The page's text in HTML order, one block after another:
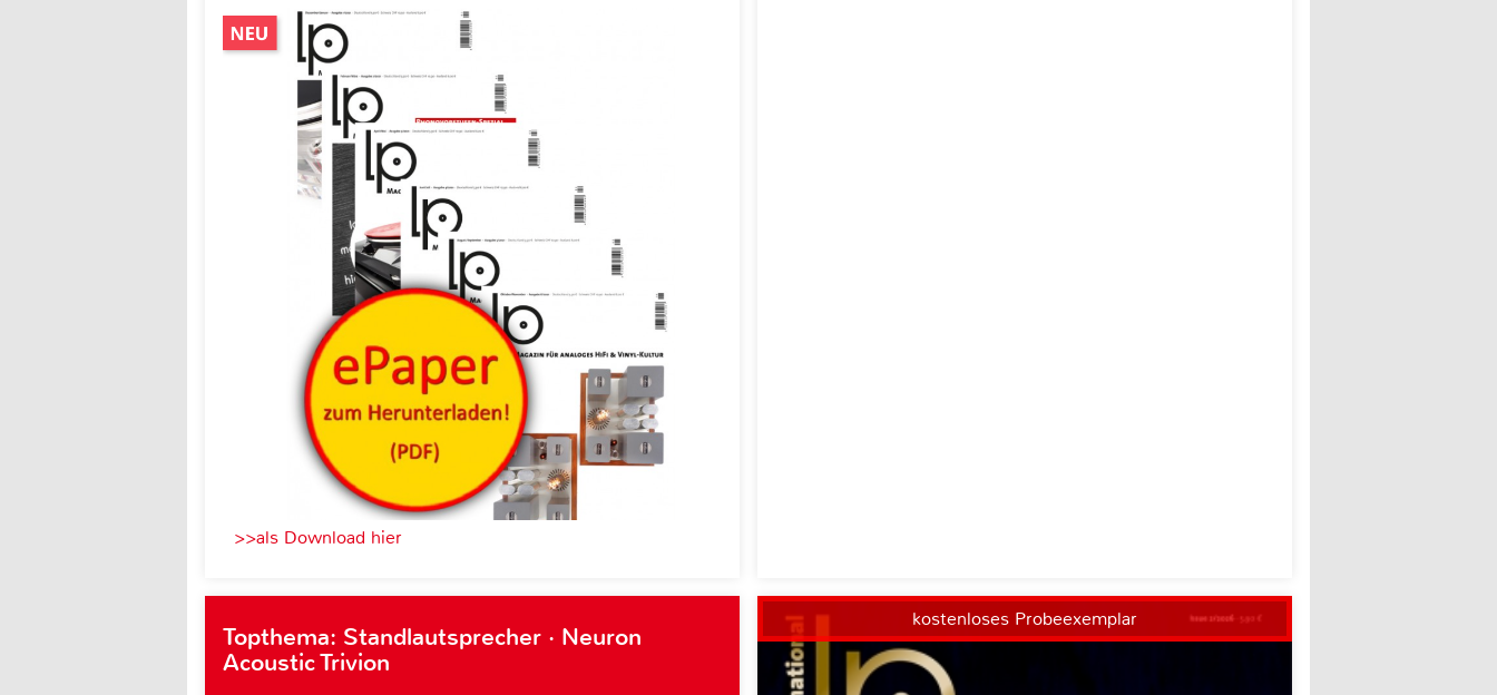
>>als Download hier
Topthema: Standlautsprecher · Neuron
Acoustic Trivion
kostenloses Probeexemplar